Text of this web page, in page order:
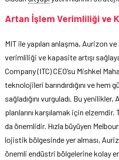
Artan İşlem Verimliliği ve
MIT ile yapılan anlaşma, Aurizon
verimliliği ve kapasite artışı
Company (ITC) CEO’su Mishkel
teknolojileri barındırdığını ve
sağladığını vurguladı. Bu yenilikler,
planlarını karşılamak için
da önemlidir. Hızla büyüyen
lojistik bölgesinde yer alması,
önemli endüstri bölgelerine kolay